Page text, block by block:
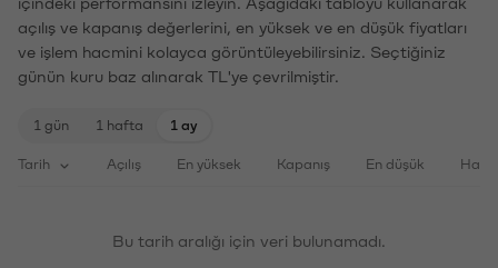
açılış ve kapanış değerlerini, en yüksek ve en düşük fiyatları
ve işlem hacmini kolayca görüntüleyebilirsiniz. Seçtiğiniz
günün kuru baz alınarak TL'ye çevrilmiştir.
1 gün 1 hafta 1 ay
Tarih Açılış En yüksek Kapanış En düşük
Bu tarih aralığı için veri bulunamadı.